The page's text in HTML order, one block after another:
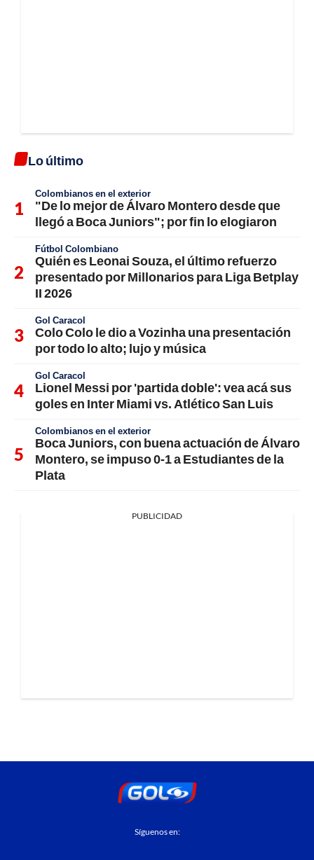
Lo último
Colombianos en el exterior
"De lo mejor de Álvaro Montero desde que
llegó a Boca Juniors"; por fin lo elogiaron
Fútbol Colombiano
Quién es Leonai Souza, el último refuerzo
presentado por Millonarios para Liga Betplay
II 2026
Gol Caracol
Colo Colo le dio a Vozinha una presentación
por todo lo alto; lujo y música
Gol Caracol
Lionel Messi por 'partida doble': vea acá sus
goles en Inter Miami vs. Atlético San Luis
Colombianos en el exterior
Boca Juniors, con buena actuación de Álvaro
Montero, se impuso 0-1 a Estudiantes de la
Plata
PUBLICIDAD
Síguenos en: